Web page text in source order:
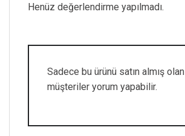
Henüz değerlendirme yapılmadı.
Sadece bu ürünü satın almış olan
müşteriler yorum yapabilir.